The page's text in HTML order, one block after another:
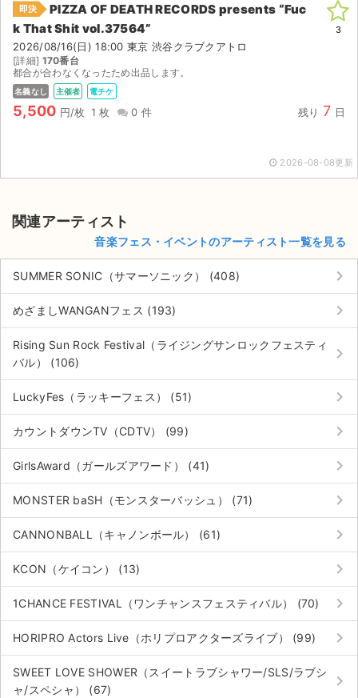
チケットジャム運営会社
チケットジャム利用規約
プライバシーポリシー
特定商取引法に基づく表記
公演登録依頼
不正転売禁止法について
チケットジャムの取り組み
音楽情報
即決
PIZZA OF DEATH RECORDS presents “Fuc
k That Shit vol.37564”
2026/08/16(日) 18:00 東京 渋谷クラブクアトロ
[詳細] 170番台
都合が合わなくなったため出品します。
名義なし 主催者 電チケ
5,500 円/枚 1 枚 0 件 残り 7 日
3
2026-08-08更新
関連アーティスト
音楽フェス・イベントのアーティスト一覧を見る
SUMMER SONIC（サマーソニック） (408) keyboard_arrow_right
めざましWANGANフェス (193) keyboard_arrow_right
Rising Sun Rock Festival（ライジングサンロックフェスティ
バル） (106)
keyboard_arrow_right
LuckyFes（ラッキーフェス） (51) keyboard_arrow_right
カウントダウンTV（CDTV） (99) keyboard_arrow_right
GirlsAward（ガールズアワード） (41) keyboard_arrow_right
MONSTER baSH（モンスターバッシュ） (71) keyboard_arrow_right
CANNONBALL（キャノンボール） (61) keyboard_arrow_right
KCON（ケイコン） (13) keyboard_arrow_right
1CHANCE FESTIVAL（ワンチャンスフェスティバル） (70) keyboard_arrow_right
HORIPRO Actors Live（ホリプロアクターズライブ） (99) keyboard_arrow_right
SWEET LOVE SHOWER（スイートラブシャワー/SLS/ラブシ
ャ/スペシャ） (67)
keyboard_arrow_right